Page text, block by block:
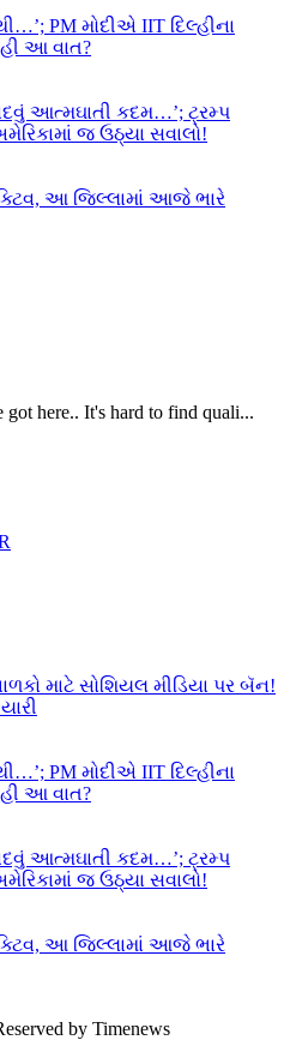
PM મોદીએ IIT દિલ્હીના
આ વાત?
આત્મઘાતી કદમ…’; ટ્રમ્પ
જ ઉઠ્યા સવાલો!
આ જિલ્લામાં આજે ભારે
here.. It's hard to find quali...
માટે સોશિયલ મીડિયા પર બૅન!
PM મોદીએ IIT દિલ્હીના
આ વાત?
આત્મઘાતી કદમ…’; ટ્રમ્પ
જ ઉઠ્યા સવાલો!
આ જિલ્લામાં આજે ભારે
by Timenews